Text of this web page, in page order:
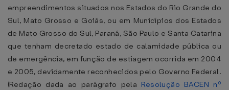
empreendimentos situados nos Estados do Rio Grande do
Sul, Mato Grosso e Goiás, ou em Municípios dos Estados
de Mato Grosso do Sul, Paraná, São Paulo e Santa Catarina
que tenham decretado estado de calamidade pública ou
de emergência, em função de estiagem ocorrida em 2004
e 2005, devidamente reconhecidos pelo Governo Federal.
(Redação dada ao parágrafo pela Resolução BACEN nº